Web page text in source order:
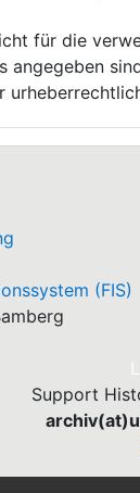
für die
angegeben
(FIS)
Support